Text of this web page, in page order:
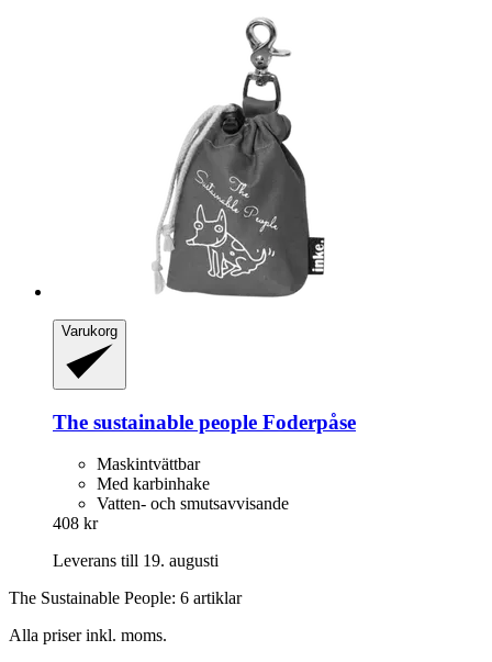
Varukorg
The sustainable people Foderpåse
Maskintvättbar
Med karbinhake
Vatten- och smutsavvisande
408 kr
Leverans till 19. augusti
The Sustainable People: 6 artiklar
Alla priser inkl. moms.